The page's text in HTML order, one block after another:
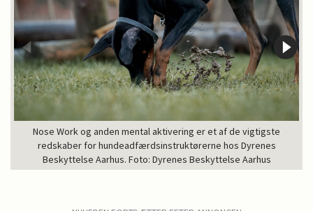
Nose Work og anden mental aktivering er et af de vigtigste
redskaber for hundeadfærdsinstruktørerne hos Dyrenes
Beskyttelse Aarhus. Foto: Dyrenes Beskyttelse Aarhus